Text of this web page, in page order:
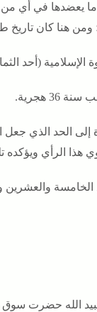
ما يعضدها في أي
هنا كان تاريخ
هجرية.
والعشرين
الله حضرت